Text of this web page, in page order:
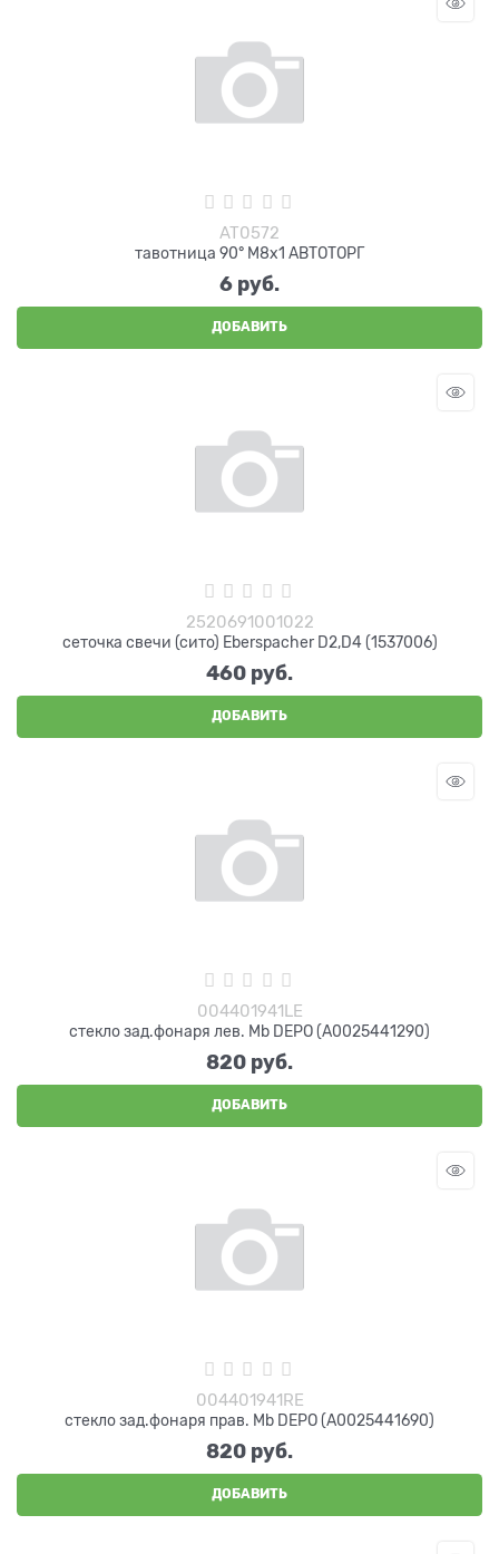
AT0572
тавотница 90° М8х1 АВТОТОРГ
6 руб.
ДОБАВИТЬ
2520691001022
сеточка свечи (сито) Eberspacher D2,D4 (1537006)
460 руб.
ДОБАВИТЬ
004401941LE
стекло зад.фонаря лев. Mb DEPO (A0025441290)
820 руб.
ДОБАВИТЬ
004401941RE
стекло зад.фонаря прав. Mb DEPO (A0025441690)
820 руб.
ДОБАВИТЬ